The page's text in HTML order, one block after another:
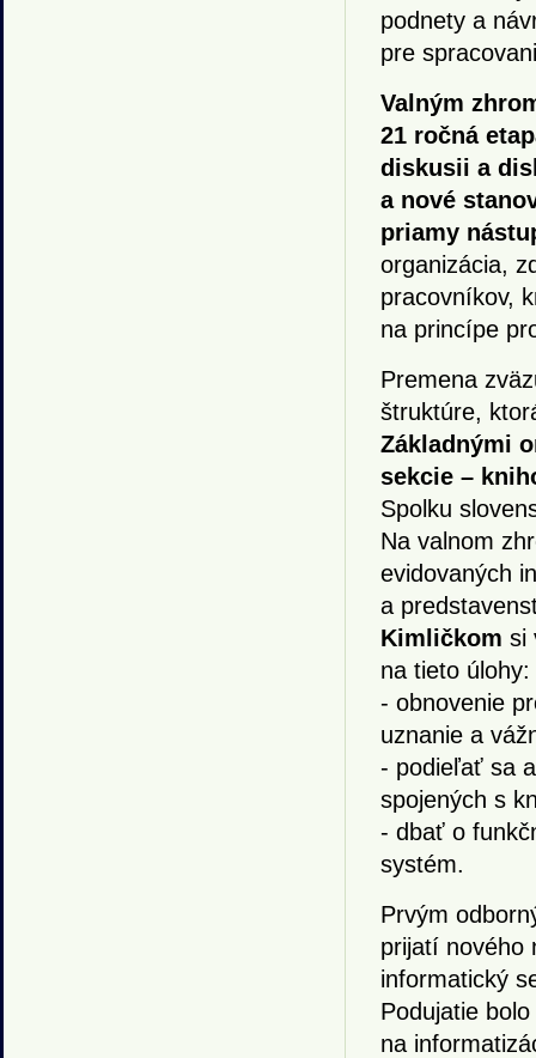
podnety a
pre
Valným
21 ročná
diskusii a
a nové
priamy
organizácia,
pracovníkov,
na princípe
Premena
štruktúre,
Základnými
sekcie –
Spolku
Na valnom
evidovaných
a
Kimličkom si
na tieto úlohy:
- obnovenie
uznanie a
- podieľať sa
spojených s
- dbať o
systém.
Prvým
prijatí nového
informatický
Podujatie
na